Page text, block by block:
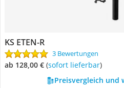
KS ETEN-R
3 Bewertungen
ab 128,00 € ( Sofort lieferbar)
Preisvergleich und